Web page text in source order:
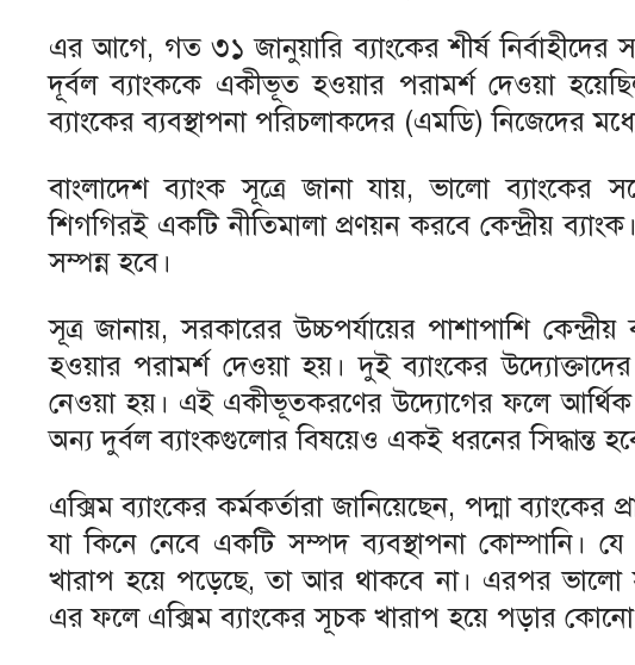
এর আগে, গত ৩১ জানুয়ারি ব্যাংকের শীর্ষ
দূর্বল ব্যাংককে একীভূত হওয়ার পরামর্শ দেওয়া
ব্যাংকের ব্যবস্থাপনা পরিচলাকদের (এমডি) নিজেদের
বাংলাদেশ ব্যাংক সূত্রে জানা যায়, ভালো ব্যাংকের
শিগগিরই একটি নীতিমালা প্রণয়ন করবে কেন্দ্রীয়
সম্পন্ন হবে।
সূত্র জানায়, সরকারের উচ্চপর্যায়ের পাশাপাশি
হওয়ার পরামর্শ দেওয়া হয়। দুই ব্যাংকের
নেওয়া হয়। এই একীভূতকরণের উদ্যোগের ফলে আর্থিক
অন্য দুর্বল ব্যাংকগুলোর বিষয়েও একই ধরনের সিদ্ধান্ত
এক্সিম ব্যাংকের কর্মকর্তারা জানিয়েছেন, পদ্মা
যা কিনে নেবে একটি সম্পদ ব্যবস্থাপনা কোম্পানি।
খারাপ হয়ে পড়েছে, তা আর থাকবে না। এরপর ভালো
এর ফলে এক্সিম ব্যাংকের সূচক খারাপ হয়ে পড়ার কোনো